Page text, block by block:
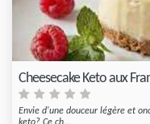
Cheesecake Keto aux
Envie d'une douceur légère et